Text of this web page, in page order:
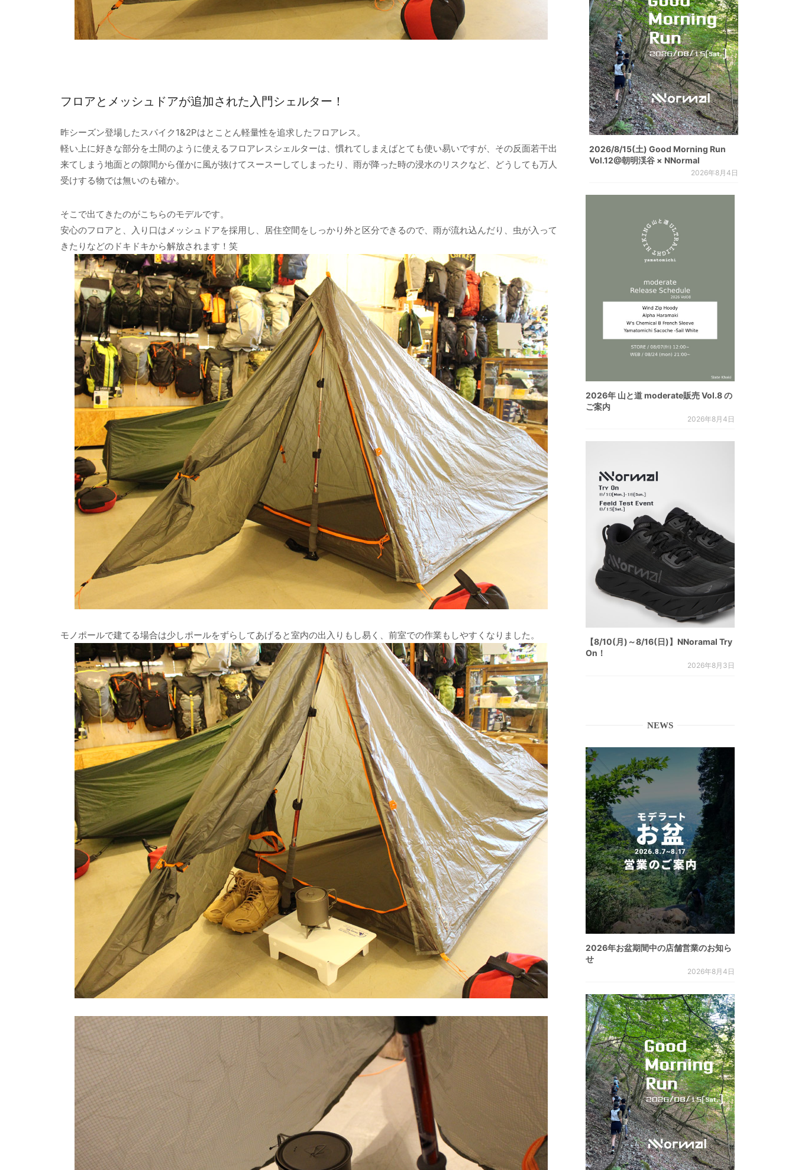
フロアとメッシュドアが追加された入門シェルター！
昨シーズン登場したスパイク1&2Pはとことん軽量性を追求したフロアレス。
軽い上に好きな部分を土間のように使えるフロアレスシェルターは、慣れてしまえばとても使い易いですが、その反面若干出
来てしまう地面との隙間から僅かに風が抜けてスースーしてしまったり、雨が降った時の浸水のリスクなど、どうしても万人
受けする物では無いのも確か。
そこで出てきたのがこちらのモデルです。
安心のフロアと、入り口はメッシュドアを採用し、居住空間をしっかり外と区分できるので、雨が流れ込んだり、虫が入って
きたりなどのドキドキから解放されます！笑
モノポールで建てる場合は少しポールをずらしてあげると室内の出入りもし易く、前室での作業もしやすくなりました。
2026/8/15(土) Good Morning Run
Vol.12@朝明渓谷 × NNormal
2026年8月4日
2026年 山と道 moderate販売 Vol.8 の
ご案内
2026年8月4日
【8/10(月)～8/16(日)】NNoramal Try
On！
2026年8月3日
NEWS
2026年お盆期間中の店舗営業のお知ら
せ
2026年8月4日